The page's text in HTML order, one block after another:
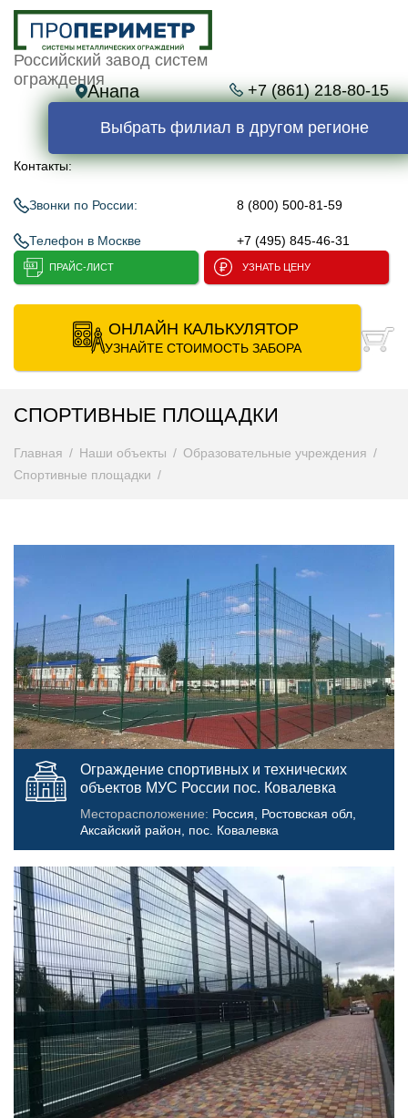
Российский завод систем
ограждения
Анапа +7 (861) 218-80-15
Выбрать филиал в другом регионе
Контакты:
Звонки по России: 8 (800) 500-81-59
Телефон в Москве +7 (495) 845-46-31
ПРАЙС-ЛИСТ УЗНАТЬ ЦЕНУ
ОНЛАЙН КАЛЬКУЛЯТОР
УЗНАЙТЕ СТОИМОСТЬ ЗАБОРА
СПОРТИВНЫЕ ПЛОЩАДКИ
Главная Наши объекты
Образовательные учреждения
Спортивные площадки
Ограждение спортивных и технических
объектов МУС России пос. Ковалевка
Месторасположение: Россия, Ростовская обл,
Аксайский район, пос. Ковалевка